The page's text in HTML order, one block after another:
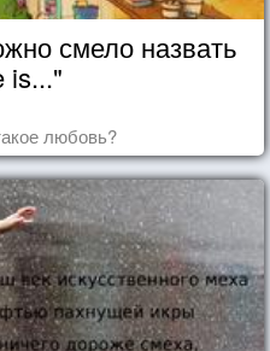
смело назвать
is..."
любовь?